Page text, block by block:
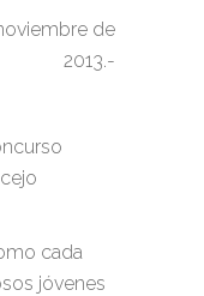
de
2013.-
cada
jóvenes